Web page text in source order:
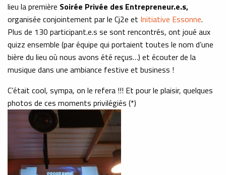
lieu la première Soirée Privée des Entrepreneur.e.s,
organisée conjointement par le Cj2e et Initiative Essonne.
Plus de 130 participant.e.s se sont rencontrés, ont joué aux
quizz ensemble (par équipe qui portaient toutes le nom d’une
bière du lieu où nous avons été reçus…) et écouter de la
musique dans une ambiance festive et business !
C’était cool, sympa, on le refera !!! Et pour le plaisir, quelques
photos de ces moments privilégiés (*)